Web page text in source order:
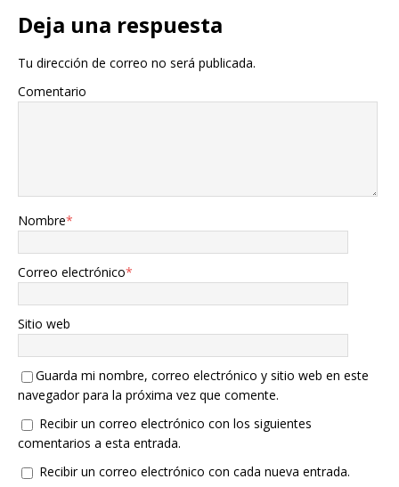
Deja una respuesta
Tu dirección de correo no será publicada.
Comentario
Nombre*
Correo electrónico*
Sitio web
Guarda mi nombre, correo electrónico y sitio web en este
navegador para la próxima vez que comente.
Recibir un correo electrónico con los siguientes
comentarios a esta entrada.
Recibir un correo electrónico con cada nueva entrada.